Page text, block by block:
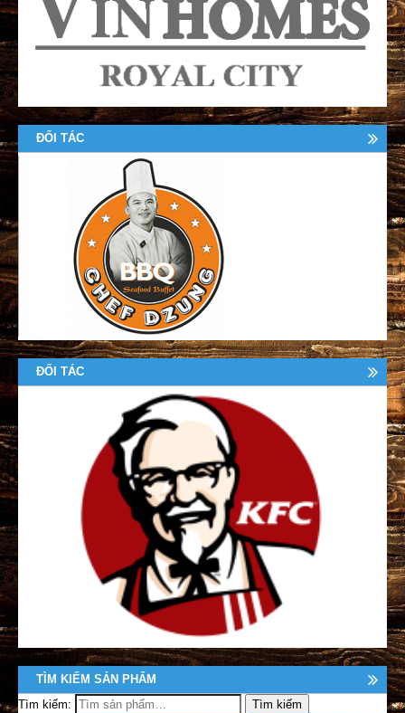
ĐỐI TÁC
ĐỐI TÁC
TÌM KIẾM SẢN PHẨM
Tìm kiếm: